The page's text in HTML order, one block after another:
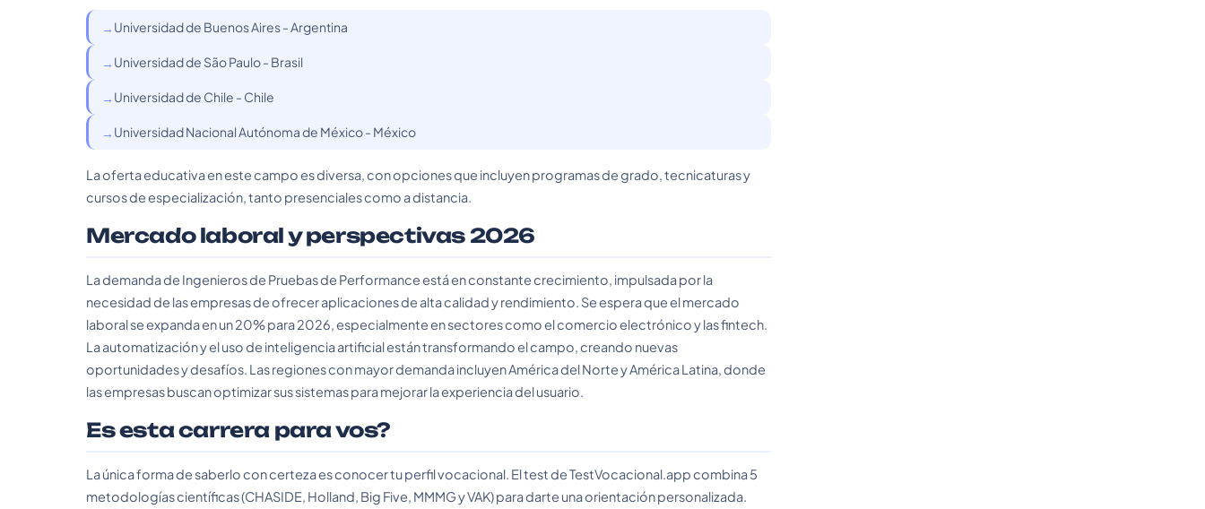
Universidad de Buenos Aires - Argentina
Universidad de São Paulo - Brasil
Universidad de Chile - Chile
Universidad Nacional Autónoma de México - México
La oferta educativa en este campo es diversa, con opciones que incluyen programas de grado, tecnicaturas y
cursos de especialización, tanto presenciales como a distancia.
Mercado laboral y perspectivas 2026
La demanda de Ingenieros de Pruebas de Performance está en constante crecimiento, impulsada por la
necesidad de las empresas de ofrecer aplicaciones de alta calidad y rendimiento. Se espera que el mercado
laboral se expanda en un 20% para 2026, especialmente en sectores como el comercio electrónico y las fintech.
La automatización y el uso de inteligencia artificial están transformando el campo, creando nuevas
oportunidades y desafíos. Las regiones con mayor demanda incluyen América del Norte y América Latina, donde
las empresas buscan optimizar sus sistemas para mejorar la experiencia del usuario.
Es esta carrera para vos?
La única forma de saberlo con certeza es conocer tu perfil vocacional. El test de TestVocacional.app combina 5
metodologías científicas (CHASIDE, Holland, Big Five, MMMG y VAK) para darte una orientación personalizada.